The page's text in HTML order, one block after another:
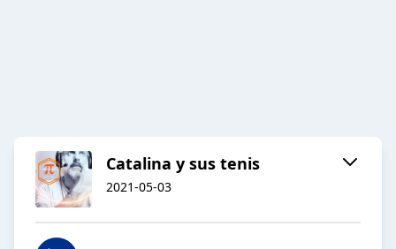
Catalina y sus tenis
2021-05-03